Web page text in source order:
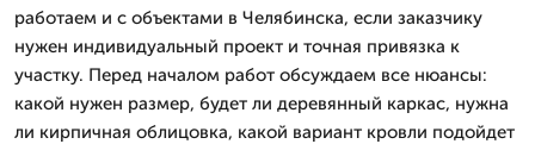
работаем и с объектами в Челябинска, если заказчику
нужен индивидуальный проект и точная привязка к
участку. Перед началом работ обсуждаем все нюансы:
какой нужен размер, будет ли деревянный каркас, нужна
ли кирпичная облицовка, какой вариант кровли подойдет